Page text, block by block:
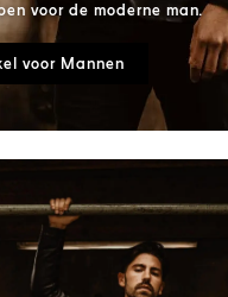
voor de moderne man.
voor Mannen